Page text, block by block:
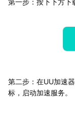
第二步：在UU加速
标，启动加速服务。